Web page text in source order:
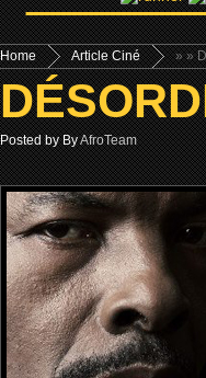
Home »
Article Ciné »
Posted by ByAfroTeam